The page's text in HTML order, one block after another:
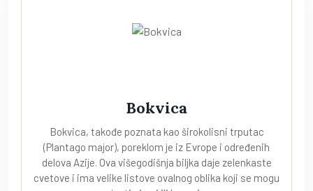
Bokvica
Bokvica, takođe poznata kao širokolisni trputac
(Plantago major), poreklom je iz Evrope i određenih
delova Azije. Ova višegodišnja biljka daje zelenkaste
cvetove i ima velike listove ovalnog oblika koji se mogu